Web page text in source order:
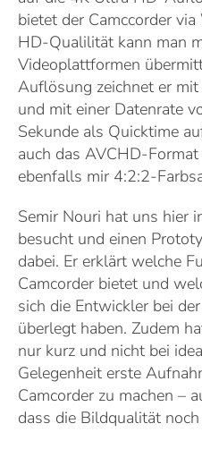
bietet der Camccorder
HD-Qualilität kann man
Videoplattformen
Auflösung zeichnet er
und mit einer Datenrate
Sekunde als Quicktime
auch das AVCHD-
ebenfalls mir 4:2:2-
Semir Nouri hat uns hier
besucht und einen
dabei. Er erklärt welche
Camcorder bietet und
sich die Entwickler bei
überlegt haben. Zudem
nur kurz und nicht bei
Gelegenheit erste
Camcorder zu machen –
dass die Bildqualität